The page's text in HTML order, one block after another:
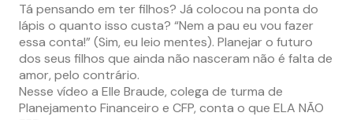
Tá pensando em ter filhos? Já colocou na ponta do
lápis o quanto isso custa? “Nem a pau eu vou fazer
essa conta!” (Sim, eu leio mentes). Planejar o futuro
dos seus filhos que ainda não nasceram não é falta de
amor, pelo contrário.
Nesse vídeo a Elle Braude, colega de turma de
Planejamento Financeiro e CFP, conta o que ELA NÃO